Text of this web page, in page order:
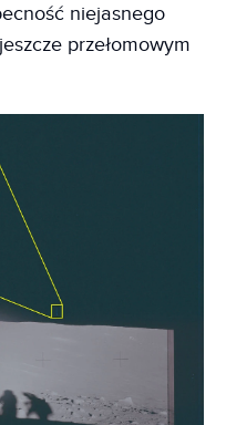
niejasnego
przełomowym